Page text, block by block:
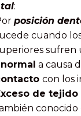
:
posición
cuando
sufren
a causa
con los
de